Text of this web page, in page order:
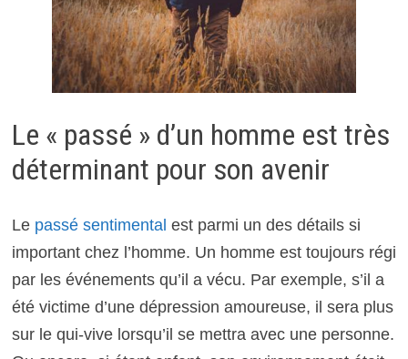
Le « passé » d’un homme est très
déterminant pour son avenir
Le passé sentimental est parmi un des détails si
important chez l’homme. Un homme est toujours régi
par les événements qu’il a vécu. Par exemple, s’il a
été victime d’une dépression amoureuse, il sera plus
sur le qui-vive lorsqu’il se mettra avec une personne.